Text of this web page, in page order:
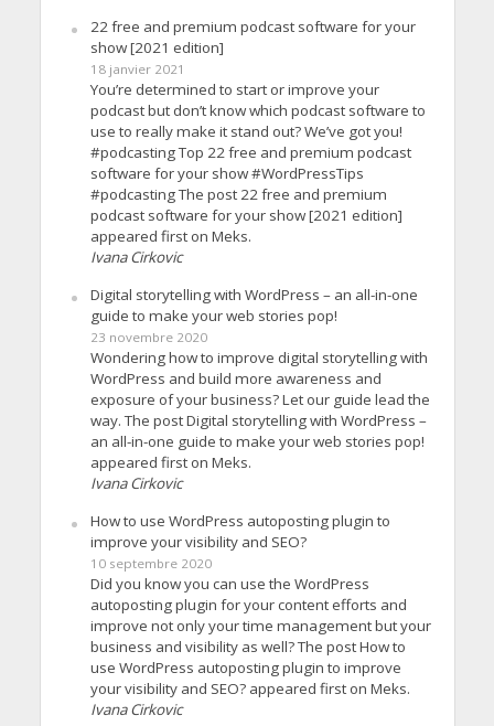
22 free and premium podcast software for your
show [2021 edition]
18 janvier 2021
You’re determined to start or improve your
podcast but don’t know which podcast software to
use to really make it stand out? We’ve got you!
#podcasting Top 22 free and premium podcast
software for your show #WordPressTips
#podcasting The post 22 free and premium
podcast software for your show [2021 edition]
appeared first on Meks.
Ivana Cirkovic
Digital storytelling with WordPress – an all-in-one
guide to make your web stories pop!
23 novembre 2020
Wondering how to improve digital storytelling with
WordPress and build more awareness and
exposure of your business? Let our guide lead the
way. The post Digital storytelling with WordPress –
an all-in-one guide to make your web stories pop!
appeared first on Meks.
Ivana Cirkovic
How to use WordPress autoposting plugin to
improve your visibility and SEO?
10 septembre 2020
Did you know you can use the WordPress
autoposting plugin for your content efforts and
improve not only your time management but your
business and visibility as well? The post How to
use WordPress autoposting plugin to improve
your visibility and SEO? appeared first on Meks.
Ivana Cirkovic